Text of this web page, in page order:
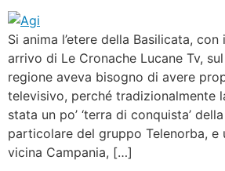
Si anima l’etere della Basilicata,
arrivo di Le Cronache Lucane Tv,
regione aveva bisogno di avere
televisivo, perché tradizionalmente
stata un po’ ‘terra di conquista’
particolare del gruppo Telenorba, e
vicina Campania, […]